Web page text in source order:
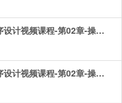
计算机二级VB语言程序设计视频课程-第02章-操作：控件的基本操作.mp4
计算机二级VB语言程序设计视频课程-第02章-操作：窗体的事件.mp4